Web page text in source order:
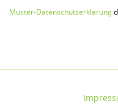
Muster-Datenschutzerklärung